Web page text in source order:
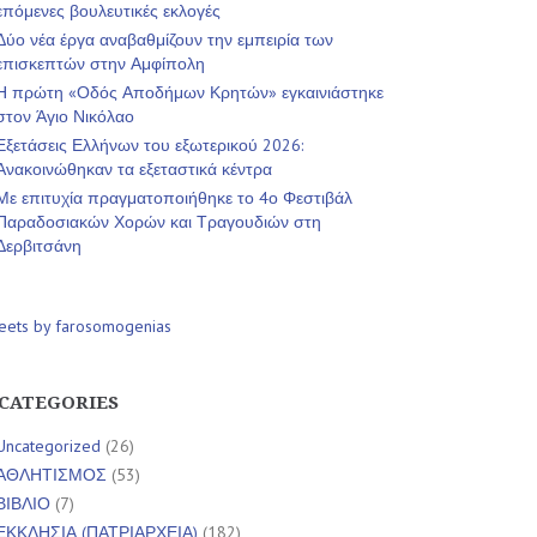
βουλευτικές εκλογές
νέα έργα αναβαθμίζουν την εμπειρία των
στην Αμφίπολη
πρώτη «Οδός Αποδήμων Κρητών» εγκαινιάστηκε
Άγιο Νικόλαο
Ελλήνων του εξωτερικού 2026:
τα εξεταστικά κέντρα
επιτυχία πραγματοποιήθηκε το 4ο Φεστιβάλ
Χορών και Τραγουδιών στη
by farosomogenias
(26)
(53)
(7)
(ΠΑΤΡΙΑΡΧΕΙΑ) (182)